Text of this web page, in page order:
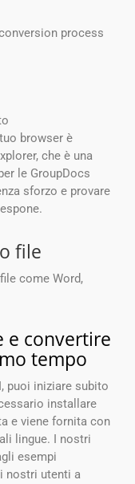
process
browser è
che è una
le GroupDocs
sforzo e provare
file
come Word,
e convertire
tempo
puoi iniziare subito
installare
e viene fornita con
lingue. I nostri
esempi
nostri utenti a